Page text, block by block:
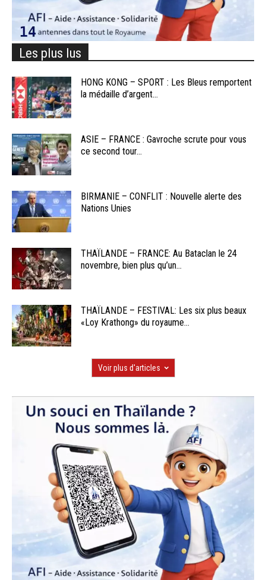
Les plus lus
HONG KONG – SPORT : Les Bleus remportent
la médaille d’argent...
ASIE – FRANCE : Gavroche scrute pour vous
ce second tour...
BIRMANIE – CONFLIT : Nouvelle alerte des
Nations Unies
THAÏLANDE – FRANCE: Au Bataclan le 24
novembre, bien plus qu’un...
THAÏLANDE – FESTIVAL: Les six plus beaux
«Loy Krathong» du royaume...
Voir plus d'articles